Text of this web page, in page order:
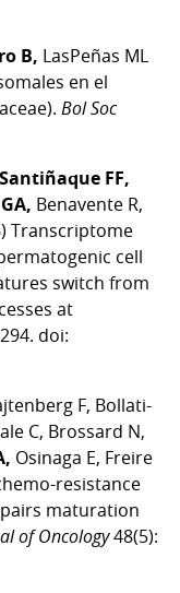
B, LasPeñas ML
en el
Bol Soc
FF,
Benavente R,
Transcriptome
cell
switch from
at
doi:
F, Bollati-
C, Brossard N,
Osinaga E, Freire
resistance
maturation
of Oncology48(5):